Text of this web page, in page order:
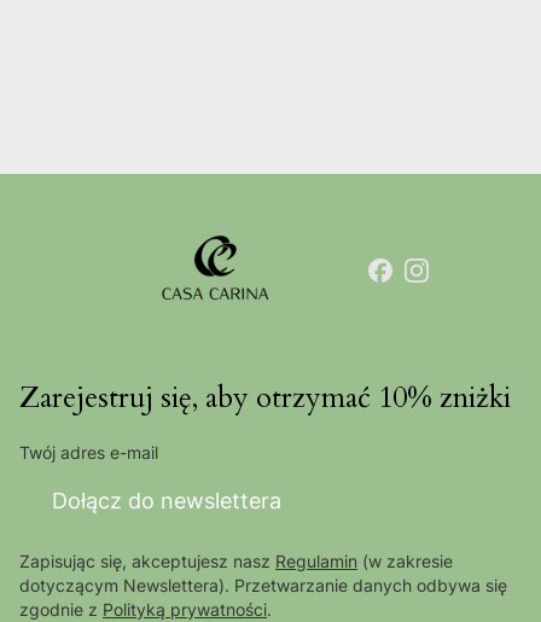
Zarejestruj się, aby otrzymać 10% zniżki
Twój adres e-mail
Dołącz do newslettera
Zapisując się, akceptujesz nasz Regulamin (w zakresie
dotyczącym Newslettera). Przetwarzanie danych odbywa się
zgodnie z Polityką prywatności.